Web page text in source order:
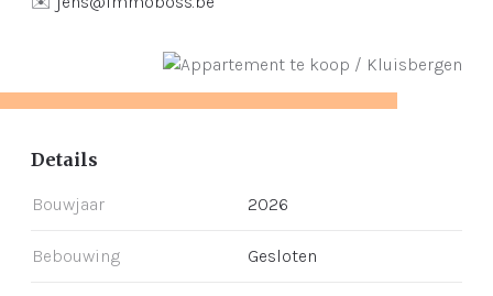
Details
Bouwjaar 2026
Bebouwing Gesloten